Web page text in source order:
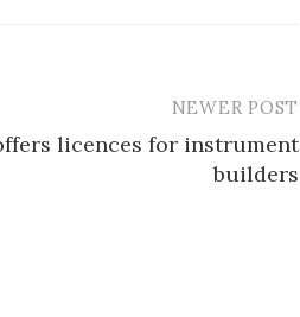
NEWER POST
licences for instrument
builders